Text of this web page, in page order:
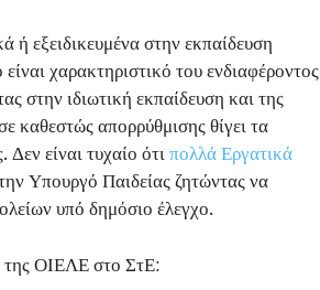
ή εξειδικευμένα στην εκπαίδευση
χαρακτηριστικό του ενδιαφέροντος
στην ιδιωτική εκπαίδευση και της
καθεστώς απορρύθμισης θίγει τα
είναι τυχαίο ότιπολλά Εργατικά
Υπουργό Παιδείας ζητώντας να
υπό δημόσιο έλεγχο.
της ΟΙΕΛΕ στο ΣτΕ: